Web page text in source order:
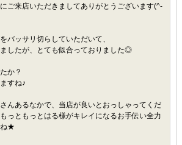
ご来店いただきましてありがとうございます(^-
バッサリ切らしていただいて、
したが、とても似合っておりました◎
か？
すね♪
んあるなかで、当店が良いとおっしゃってくだ
っともっとはる様がキレイになるお手伝い全力
ね★